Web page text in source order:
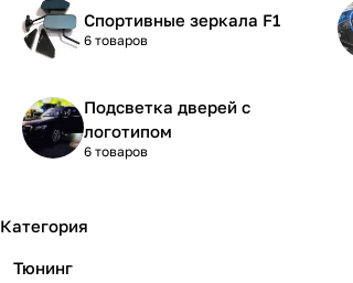
Спортивные зеркала F1
6 товаров
Подсветка дверей с
логотипом
6 товаров
Категория
Тюнинг